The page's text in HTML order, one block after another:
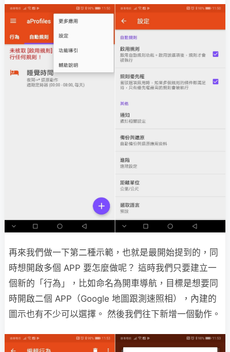
再來我們做一下第二種示範，也就是最開始提到的，同
時想開啟多個 APP 要怎麼做呢？ 這時我們只要建立一
個新的「行為」，比如命名為開車導航，目標是想要同
時開啟二個 APP（Google 地圖跟測速照相），內建的
圖示也有不少可以選擇。 然後我們往下新增一個動作。